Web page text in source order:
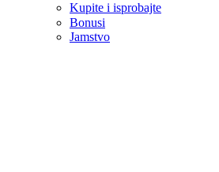
Kupite i isprobajte
Bonusi
Jamstvo